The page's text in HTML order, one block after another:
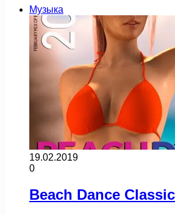
Музыка
19.02.2019
0
Beach Dance